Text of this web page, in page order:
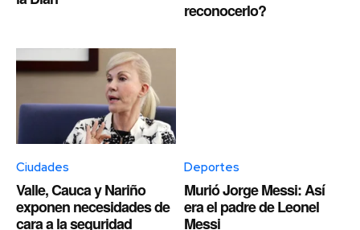
reconocerlo?
Ciudades
Valle, Cauca y Nariño
exponen necesidades de
cara a la seguridad
Deportes
Murió Jorge Messi: Así
era el padre de Leonel
Messi